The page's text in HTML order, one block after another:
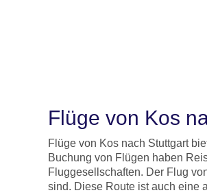
Flüge von Kos
Flüge von Kos nach Stuttgart
Buchung von Flügen haben
Fluggesellschaften. Der Flug
sind. Diese Route ist auch eine